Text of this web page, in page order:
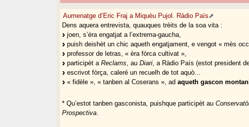
Aumenatge d’Eric Fraj a Miquèu Pujol. Ràdio País
Dens aquera entrevista, quauques trèits de la soa vita :
joen, s’èra engatjat a l’extrema-gaucha,
puish deishèt un chic aqueth engatjament, e vengot « mès
professor de letras, « èra fòrca cultivat »,
participèt aReclams , auDiari , a Ràdio País (estot president
escrivot fòrça, caleré un recuelh de tot aquò...
« fidèle », « tanben al Coserans », adaqueth gascon
* Qu’estot tanben gasconista, puishque participèt au
Prospectiva